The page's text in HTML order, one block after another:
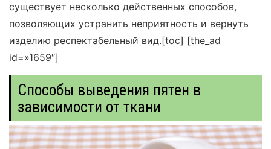
существует несколько действенных способов,
позволяющих устранить неприятность и вернуть
изделию респектабельный вид.[toc] [the_ad
id=»1659″]
Способы выведения пятен в
зависимости от ткани